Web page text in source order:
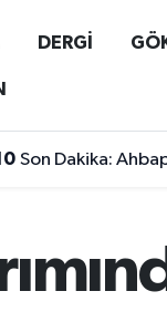
DERGİ
Son Dakika: